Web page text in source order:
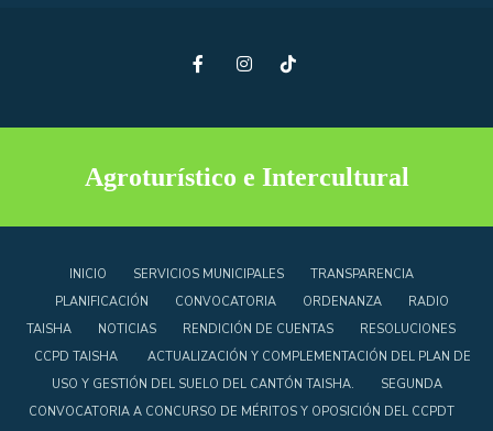
Agroturístico e Intercultural
INICIO SERVICIOS MUNICIPALES
TRANSPARENCIA
PLANIFICACIÓN
CONVOCATORIA ORDENANZA
RADIO
TAISHA
NOTICIAS RENDICIÓN DE CUENTAS
RESOLUCIONES
CCPD TAISHA
ACTUALIZACIÓN Y COMPLEMENTACIÓN DEL PLAN DE
USO Y GESTIÓN DEL SUELO DEL CANTÓN TAISHA.
SEGUNDA
CONVOCATORIA A CONCURSO DE MÉRITOS Y OPOSICIÓN DEL CCPDT